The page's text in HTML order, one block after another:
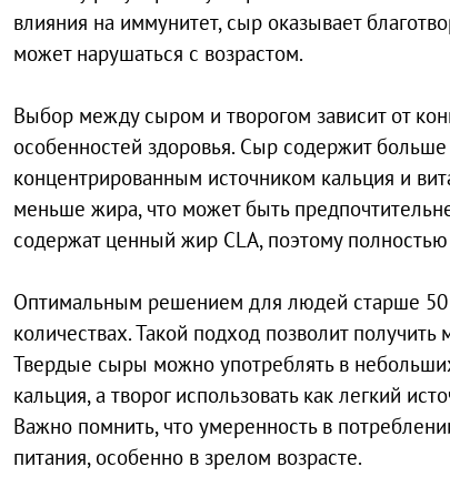
влияния на иммунитет, сыр оказывает
может нарушаться с возрастом.
Выбор между сыром и творогом зависит от
особенностей здоровья. Сыр содержит
концентрированным источником кальция и
меньше жира, что может быть
содержат ценный жир CLA, поэтому
Оптимальным решением для людей старше 50
количествах. Такой подход позволит
Твердые сыры можно употреблять в
кальция, а творог использовать как легкий
Важно помнить, что умеренность в
питания, особенно в зрелом возрасте.